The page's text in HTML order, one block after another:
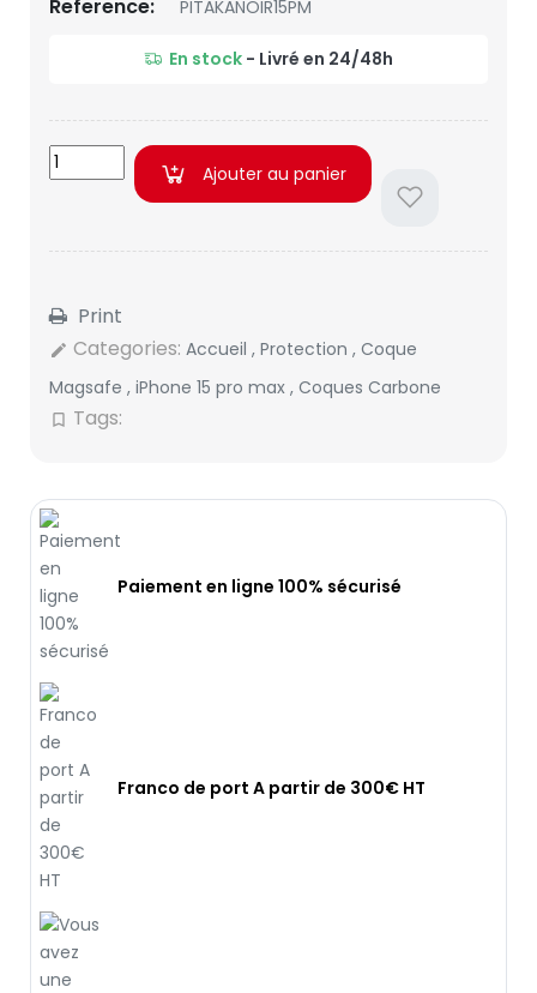
Reference: PITAKANOIR15PM
En stock - Livré en 24/48h
Ajouter au panier
Print
edit Categories: Accueil , Protection , Coque
Magsafe , iPhone 15 pro max , Coques Carbone
bookmark_border Tags:
Paiement en ligne 100% sécurisé
Franco de port A partir de 300€ HT